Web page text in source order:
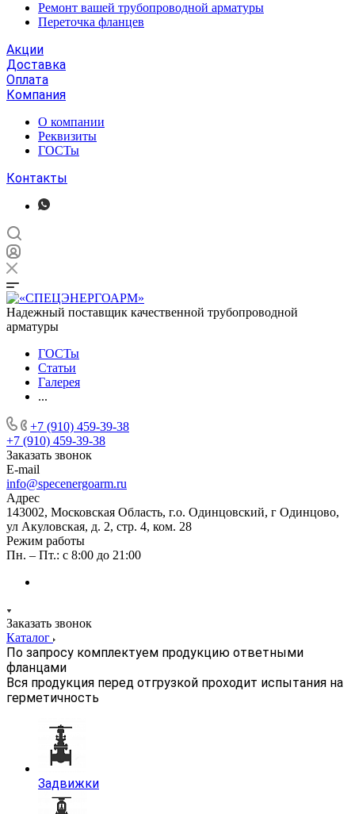
Ремонт вашей трубопроводной арматуры
Переточка фланцев
Акции
Доставка
Оплата
Компания
О компании
Реквизиты
ГОСТы
Контакты
Надежный поставщик качественной трубопроводной
арматуры
ГОСТы
Статьи
Галерея
...
+7 (910) 459-39-38
+7 (910) 459-39-38
Заказать звонок
E-mail
info@specenergoarm.ru
Адрес
143002, Московская Область, г.о. Одинцовский, г Одинцово,
ул Акуловская, д. 2, стр. 4, ком. 28
Режим работы
Пн. – Пт.: с 8:00 до 21:00
Заказать звонок
Каталог
По запросу комплектуем продукцию ответными
фланцами
Вся продукция перед отгрузкой проходит испытания на
герметичность
Задвижки